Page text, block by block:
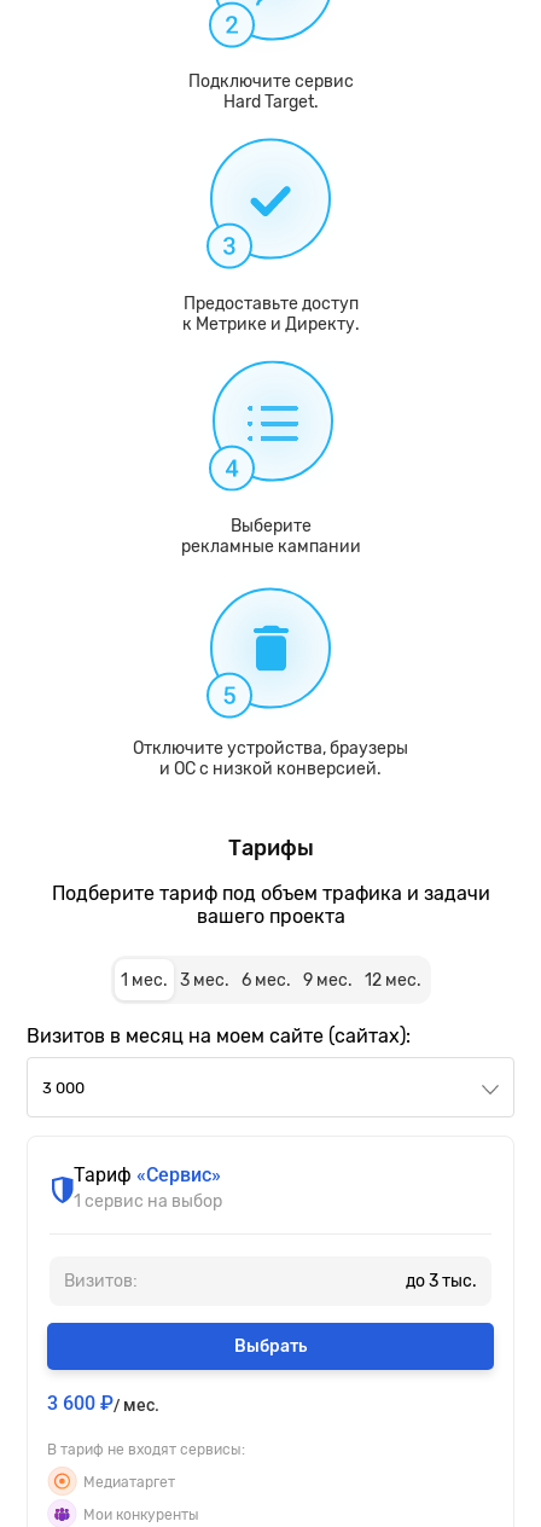
Подключите сервис
Hard Target.
Предоставьте доступ
к Метрике и Директу.
Выберите
рекламные кампании
Отключите устройства, браузеры
и ОС с низкой конверсией.
Тарифы
Подберите тариф под объем трафика и задачи
вашего проекта
1 мес. 3 мес. 6 мес. 9 мес. 12 мес.
Визитов в месяц на моем сайте (сайтах):
3 000
Тариф «Сервис»
1 сервис на выбор
Визитов: до3тыс.
Выбрать
3 600 ₽/ мес.
В тариф не входят сервисы:
Медиатаргет
Мои конкуренты